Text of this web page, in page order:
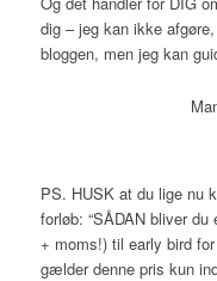
dig – jeg kan ikke
bloggen, men jeg kan
PS. HUSK at du lige nu
forløb: “SÅDAN bliver du
+ moms!) til early bird for
gælder denne pris kun